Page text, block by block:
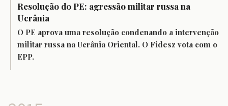
Resolução do PE: agressão militar russa na
Ucrânia
O PE aprova uma resolução condenando a intervenção
militar russa na Ucrânia Oriental. O Fidesz vota com o
EPP.